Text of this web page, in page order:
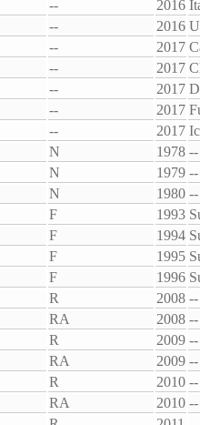
-- 2016
-- 2016
-- 2017
-- 2017
-- 2017
-- 2017
-- 2017
N 1978 --
N 1979 --
N 1980 --
F 1993
F 1994
F 1995
F 1996
R 2008 --
RA 2008 --
R 2009 --
RA 2009 --
R 2010 --
RA 2010 --